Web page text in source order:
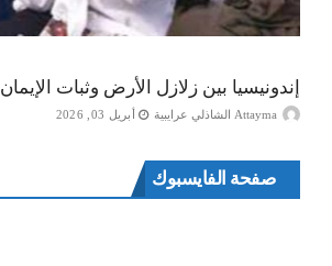
إندونيسيا بين زلازل الأرض وثبات الإيمان
Attayma الشاذلي عرايبية أبريل 03, 2026
صفحة الفايسبوك